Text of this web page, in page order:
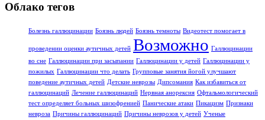
Облако тегов
Болезнь галлюцинации Боязнь людей Боязнь темноты Видеотест помогает в
проведении оценки аутичных детей Возможно Галлюцинации
во сне Галлюцинации при засыпании Галлюцинации у детей Галлюцинации у
пожилых Галлюцинации что делать Групповые занятия йогой улучшают
поведение аутичных детей Детские неврозы Дипсомания Как избавиться от
галлюцинаций Лечение галлюцинаций Нервная анорексия Офтальмологический
тест определяет больных шизофренией Панические атаки Пикацизм Признаки
невроза Причины галлюцинаций Причины неврозов у детей Ученые